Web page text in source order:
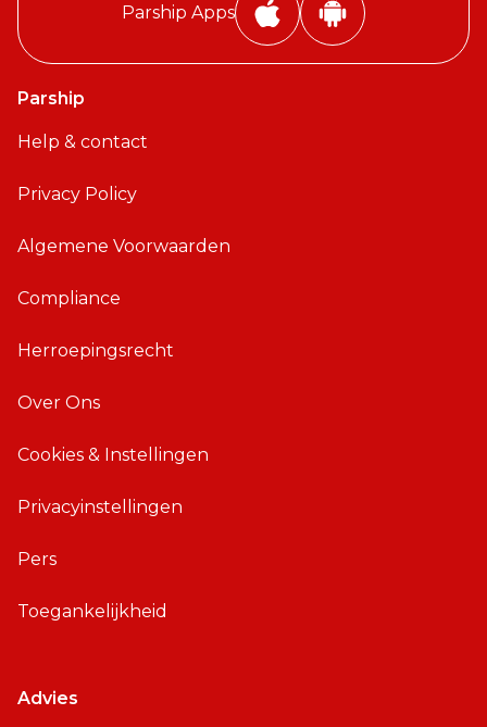
Parship Apps
i
P
A
n
Parship
Help & contact
Privacy Policy
Algemene Voorwaarden
Compliance
Herroepingsrecht
Over Ons
Cookies & Instellingen
Privacyinstellingen
Pers
Toegankelijkheid
Advies